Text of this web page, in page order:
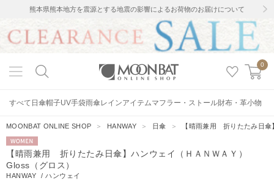
熊本県熊本地方を震源とする地震の影響によるお荷物のお届けについて
0
すべて 日傘帽子UV手袋雨傘レインアイテムマフラー・ストール財布・革小物
MOONBAT ONLINE SHOP ＞ HANWAY ＞ 日傘 ＞ 【晴雨兼用 折りたたみ日
WOMEN
【晴雨兼用 折りたたみ日傘】ハンウェイ（ＨＡＮＷＡＹ）
Gloss（グロス）
HANWAY /ハンウェイ